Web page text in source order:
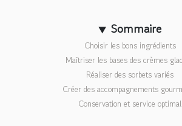
Sommaire
Choisir les bons ingrédients
Maîtriser les bases des crèmes
Réaliser des sorbets variés
Créer des accompagnements
Conservation et service optimal